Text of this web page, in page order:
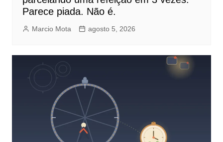
Parece piada. Não é.
Marcio Mota agosto 5, 2026